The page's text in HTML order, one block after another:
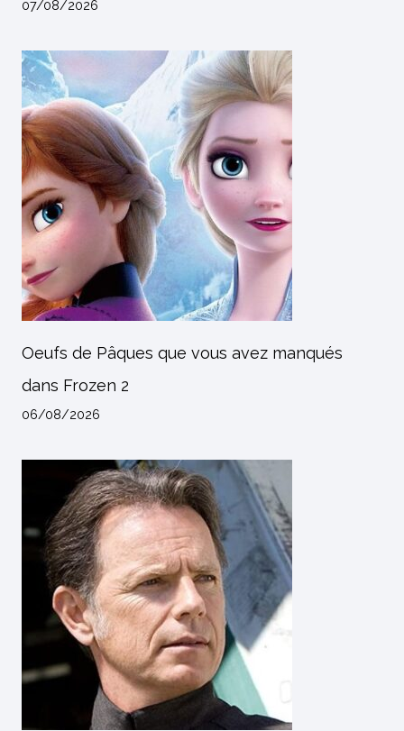
07/08/2026
Oeufs de Pâques que vous avez manqués
dans Frozen 2
06/08/2026